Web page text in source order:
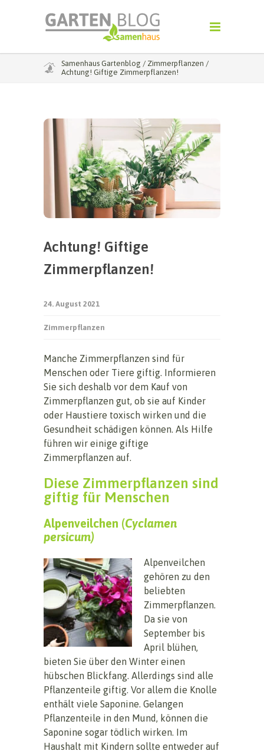
Samenhaus Gartenblog / Zimmerpflanzen /
Achtung! Giftige Zimmerpflanzen!
Achtung! Giftige
Zimmerpflanzen!
24. August 2021
Zimmerpflanzen
Manche Zimmerpflanzen sind für
Menschen oder Tiere giftig. Informieren
Sie sich deshalb vor dem Kauf von
Zimmerpflanzen gut, ob sie auf Kinder
oder Haustiere toxisch wirken und die
Gesundheit schädigen können. Als Hilfe
führen wir einige giftige
Zimmerpflanzen auf.
Diese Zimmerpflanzen sind
giftig für Menschen
Alpenveilchen (Cyclamen
persicum)
Alpenveilchen
gehören zu den
beliebten
Zimmerpflanzen.
Da sie von
September bis
April blühen,
bieten Sie über den Winter einen
hübschen Blickfang. Allerdings sind alle
Pflanzenteile giftig. Vor allem die Knolle
enthält viele Saponine. Gelangen
Pflanzenteile in den Mund, können die
Saponine sogar tödlich wirken. Im
Haushalt mit Kindern sollte entweder auf